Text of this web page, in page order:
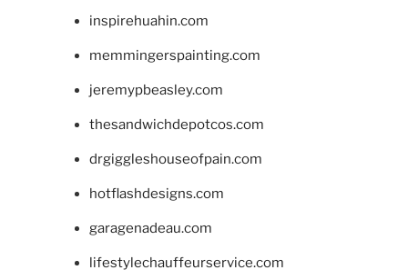
inspirehuahin.com
memmingerspainting.com
jeremypbeasley.com
thesandwichdepotcos.com
drgiggleshouseofpain.com
hotflashdesigns.com
garagenadeau.com
lifestylechauffeurservice.com